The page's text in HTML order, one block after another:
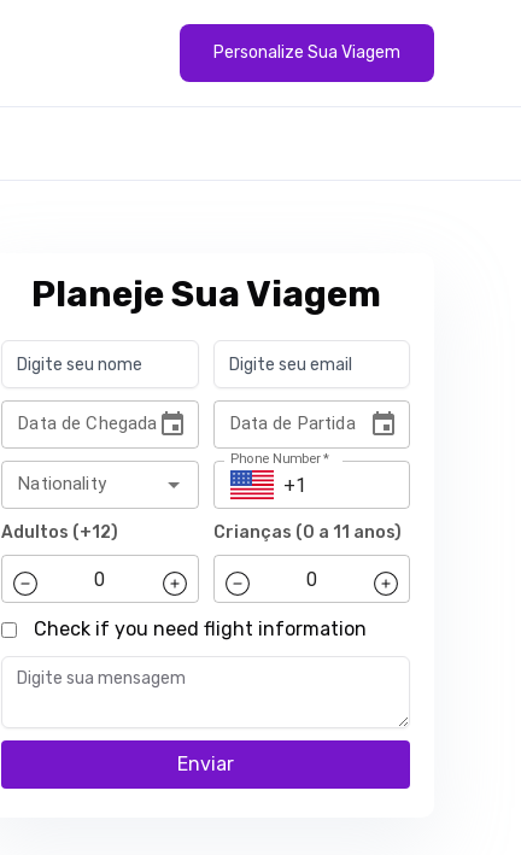
Personalize Sua Viagem
Planeje Sua Viagem
Data de Chegada Data de Partida
Nationality
Phone Number*
Adultos (+12) Crianças (0 a 11 anos)
Check if you need flight information
Enviar